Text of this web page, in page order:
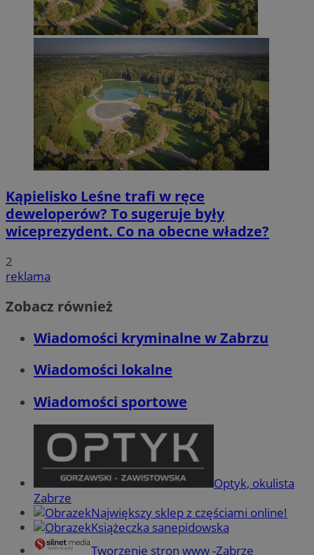
Kąpielisko Leśne trafi w ręce
deweloperów? To sugeruje były
wiceprezydent. Co na obecne władze?
2
reklama
Zobacz również
Wiadomości kryminalne w Zabrzu
Wiadomości lokalne
Wiadomości sportowe
Optyk, okulista
Zabrze
Największy sklep z częściami online!
Książeczka sanepidowska
Tworzenie stron www -Zabrze